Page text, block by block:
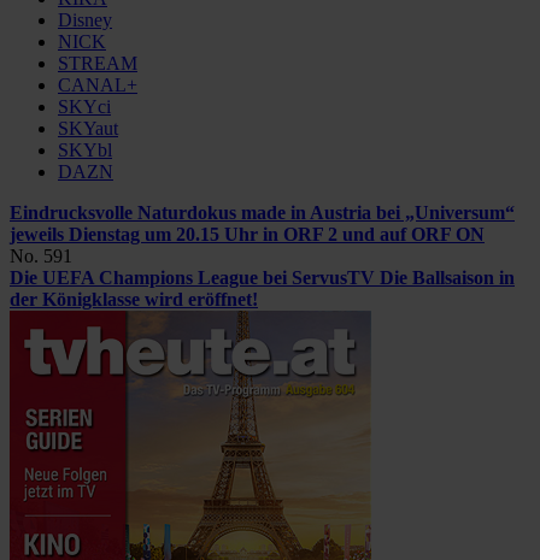
Disney
NICK
STREAM
CANAL+
SKYci
SKYaut
SKYbl
DAZN
Eindrucksvolle Naturdokus made in Austria bei „Universum“
jeweils Dienstag um 20.15 Uhr in ORF 2 und auf ORF ON
No. 591
Die UEFA Champions League bei ServusTV Die Ballsaison in
der Königklasse wird eröffnet!